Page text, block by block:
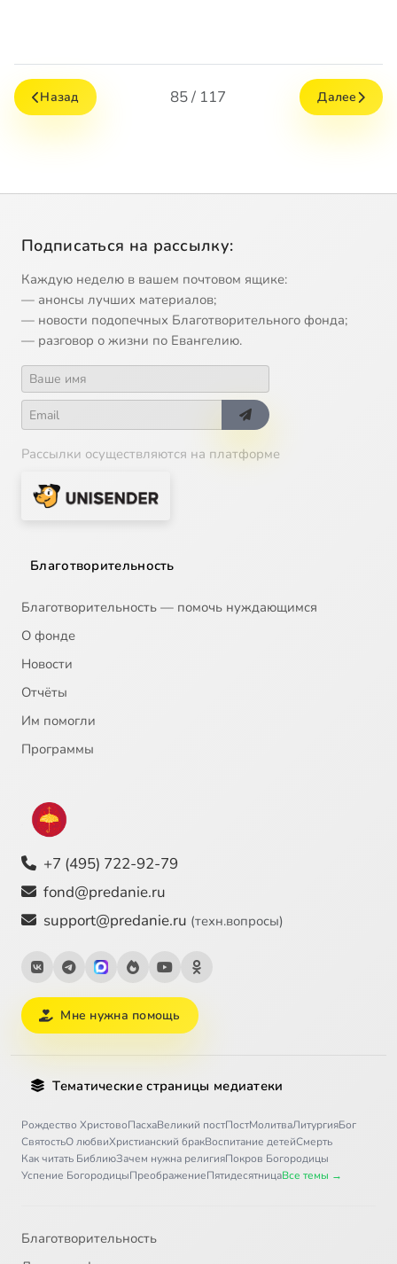
Назад 85 / 117 Далее
Подписаться на рассылку:
Каждую неделю в вашем почтовом ящике:
— анонсы лучших материалов;
— новости подопечных Благотворительного фонда;
— разговор о жизни по Евангелию.
Рассылки осуществляются на платформе
Благотворительность
Благотворительность — помочь нуждающимся
О фонде
Новости
Отчёты
Им помогли
Программы
+7 (495) 722-92-79
fond@predanie.ru
support@predanie.ru (техн.вопросы)
Мне нужна помощь
Тематические страницы медиатеки
Рождество ХристовоПасхаВеликий постПостМолитваЛитургияБог
СвятостьО любвиХристианский бракВоспитание детейСмерть
Как читать БиблиюЗачем нужна религияПокров Богородицы
Успение БогородицыПреображениеПятидесятницаВсе темы →
Благотворительность